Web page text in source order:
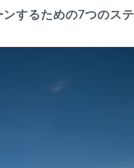
するための7つのステ